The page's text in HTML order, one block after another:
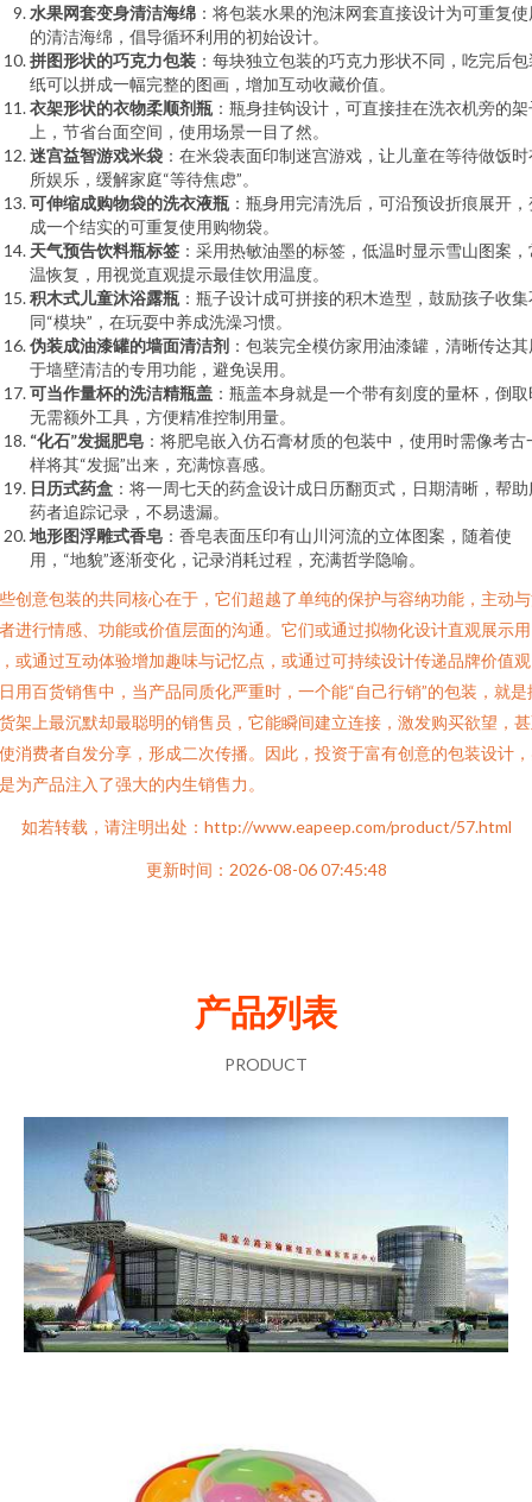
水果网套变身清洁海绵 ：将包装水果的泡沫网套直接设计为可重复
的清洁海绵，倡导循环利用的初始设计。
拼图形状的巧克力包装 ：每块独立包装的巧克力形状不同，吃完后
纸可以拼成一幅完整的图画，增加互动收藏价值。
衣架形状的衣物柔顺剂瓶 ：瓶身挂钩设计，可直接挂在洗衣机旁的
上，节省台面空间，使用场景一目了然。
迷宫益智游戏米袋 ：在米袋表面印制迷宫游戏，让儿童在等待做饭
所娱乐，缓解家庭“等待焦虑”。
可伸缩成购物袋的洗衣液瓶 ：瓶身用完清洗后，可沿预设折痕展开
成一个结实的可重复使用购物袋。
天气预告饮料瓶标签 ：采用热敏油墨的标签，低温时显示雪山图案
温恢复，用视觉直观提示最佳饮用温度。
积木式儿童沐浴露瓶 ：瓶子设计成可拼接的积木造型，鼓励孩子收
同“模块”，在玩耍中养成洗澡习惯。
伪装成油漆罐的墙面清洁剂 ：包装完全模仿家用油漆罐，清晰传达
于墙壁清洁的专用功能，避免误用。
可当作量杯的洗洁精瓶盖 ：瓶盖本身就是一个带有刻度的量杯，倒
无需额外工具，方便精准控制用量。
“化石”发掘肥皂 ：将肥皂嵌入仿石膏材质的包装中，使用时需像考古
样将其“发掘”出来，充满惊喜感。
日历式药盒 ：将一周七天的药盒设计成日历翻页式，日期清晰，帮助
药者追踪记录，不易遗漏。
地形图浮雕式香皂 ：香皂表面压印有山川河流的立体图案，随着使
用，“地貌”逐渐变化，记录消耗过程，充满哲学隐喻。
创意包装的共同核心在于，它们超越了单纯的保护与容纳功能，主动
进行情感、功能或价值层面的沟通。它们或通过拟物化设计直观展示用
或通过互动体验增加趣味与记忆点，或通过可持续设计传递品牌价值
用百货销售中，当产品同质化严重时，一个能“自己行销”的包装，就是
架上最沉默却最聪明的销售员，它能瞬间建立连接，激发购买欲望，
消费者自发分享，形成二次传播。因此，投资于富有创意的包装设计
为产品注入了强大的内生销售力。
如若转载，请注明出处：http://www.eapeep.com/product/57.html
更新时间：2026-08-06 07:45:48
产品列表
PRODUCT